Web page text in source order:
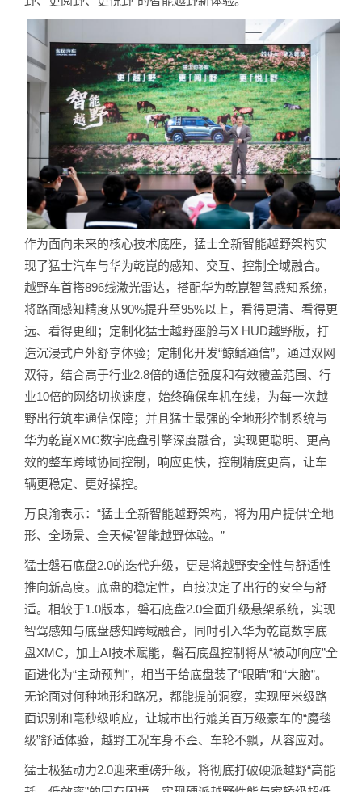
作为面向未来的核心技术底座，猛士全新智能越野架构实
现了猛士汽车与华为乾崑的感知、交互、控制全域融合。
越野车首搭896线激光雷达，搭配华为乾崑智驾感知系统，
将路面感知精度从90%提升至95%以上，看得更清、看得更
远、看得更细；定制化猛士越野座舱与X HUD越野版，打
造沉浸式户外舒享体验；定制化开发“鲸鳍通信”，通过双网
双待，结合高于行业2.8倍的通信强度和有效覆盖范围、行
业10倍的网络切换速度，始终确保车机在线，为每一次越
野出行筑牢通信保障；并且猛士最强的全地形控制系统与
华为乾崑XMC数字底盘引擎深度融合，实现更聪明、更高
效的整车跨域协同控制，响应更快，控制精度更高，让车
辆更稳定、更好操控。
万良渝表示：“猛士全新智能越野架构，将为用户提供‘全地
形、全场景、全天候’智能越野体验。”
猛士磐石底盘2.0的迭代升级，更是将越野安全性与舒适性
推向新高度。底盘的稳定性，直接决定了出行的安全与舒
适。相较于1.0版本，磐石底盘2.0全面升级悬架系统，实现
智驾感知与底盘感知跨域融合，同时引入华为乾崑数字底
盘XMC，加上AI技术赋能，磐石底盘控制将从“被动响应”全
面进化为“主动预判”，相当于给底盘装了“眼睛”和“大脑”。
无论面对何种地形和路况，都能提前洞察，实现厘米级路
面识别和毫秒级响应，让城市出行媲美百万级豪车的“魔毯
级”舒适体验，越野工况车身不歪、车轮不飘，从容应对。
猛士极猛动力2.0迎来重磅升级，将彻底打破硬派越野“高能